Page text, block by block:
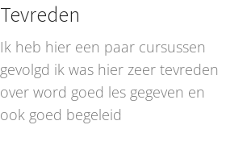
Tevreden
Ik heb hier een paar cursussen
gevolgd ik was hier zeer tevreden
over word goed les gegeven en
ook goed begeleid